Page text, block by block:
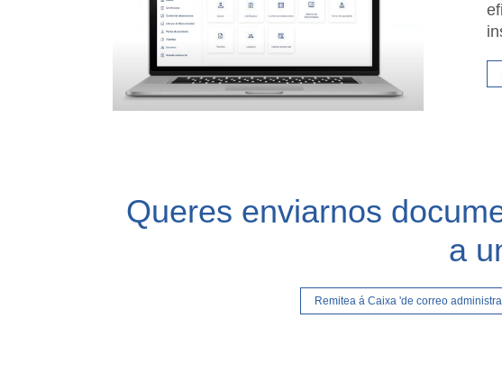
Queres enviarnos
a
Remitea á Caixa 'de correo